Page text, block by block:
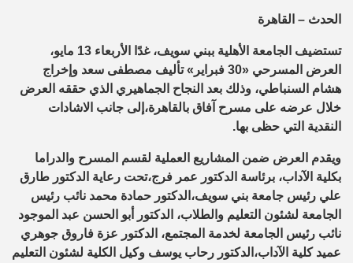
الحدث – القاهرة
تستضيف الجامعة الأهلية ببني سويف، غدًا الأربعاء 13 مايو،
العرض المسرحي «30 فبراير» تأليف مصطفى سعد وإخراج
هشام السنباطي، وذلك بعد النجاح الجماهيري الذي حققه العرض
خلال عرضه على مسرح آفاق بالقاهرة،إلى جانب الاشادات
النقدية التي حظى بها.
ويقدم العرض ضمن المشاريع العملية لقسم المسرح والدراما
بكلية الآداب، برئاسة الدكتور عمر فرج،تحت رعاية الدكتور طارق
علي رئيس جامعة بني سويف،الدكتور حمادة محمد نائب رئيس
الجامعة لشئون التعليم والطلاب، الدكتور أبو الحسن عبد الموجود
نائب رئيس الجامعة لخدمة المجتمع، الدكتور عزة فاروق جوهري
عميد كلية الآداب،الدكتور رحاب يوسف وكيل الكلية لشئون التعليم